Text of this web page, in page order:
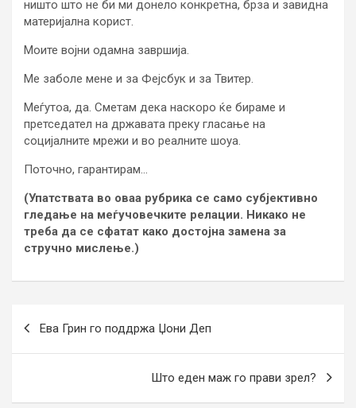
ништо што не би ми донело конкретна, брза и завидна
материјална корист.
Моите војни одамна завршија.
Ме заболе мене и за Фејсбук и за Твитер.
Меѓутоа, да. Сметам дека наскоро ќе бираме и
претседател на државата преку гласање на
социјалните мрежи и во реалните шоуа.
Поточно, гарантирам…
(Упатствата во оваа рубрика се само субјективно
гледање на меѓучовечките релации. Никако не
треба да се сфатат како достојна замена за
стручно мислење.)
navigation
Ева Грин го поддржа Џони Деп
Што еден маж го прави зрел?